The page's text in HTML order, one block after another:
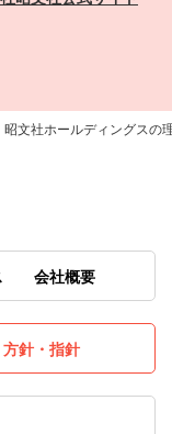
昭文社ホールディングスの
ス 会社概要
針・指針